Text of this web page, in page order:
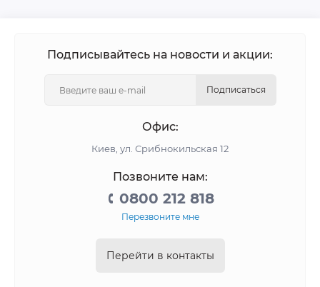
Подписывайтесь на новости и акции:
Подписаться
Офис:
Киев, ул. Срибнокильская 12
Позвоните нам:
0800 212 818
Перезвоните мне
Перейти в контакты